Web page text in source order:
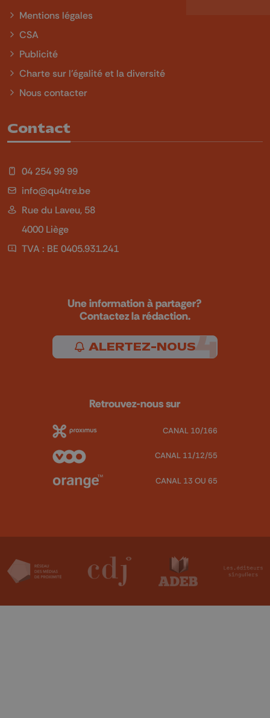
Mentions légales
CSA
Publicité
Charte sur l'égalité et la diversité
Nous contacter
Contact
04 254 99 99
info@qu4tre.be
Rue du Laveu, 58
4000 Liège
TVA : BE 0405.931.241
Une information à partager?
Contactez la rédaction.
ALERTEZ-NOUS
Retrouvez-nous sur
CANAL 10/166
CANAL 11/12/55
CANAL 13 OU 65